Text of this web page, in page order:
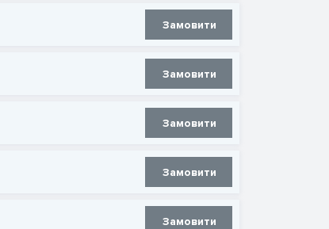
Замовити
Замовити
Замовити
Замовити
Замовити